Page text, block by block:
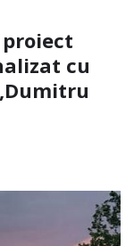
proiect
cu